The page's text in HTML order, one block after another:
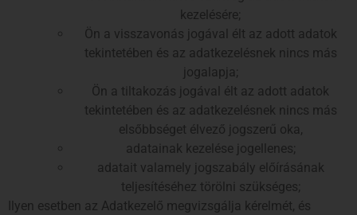
kezelésére;
Ön a visszavonás jogával élt az adott adatok
tekintetében és az adatkezelésnek nincs más
jogalapja;
Ön a tiltakozás jogával élt az adott adatok
tekintetében és az adatkezelésnek nincs más
elsőbbséget élvező jogszerű oka,
adatainak kezelése jogellenes;
adatait valamely jogszabály előírásának
teljesítéséhez törölni szükséges;
Ilyen esetben az Adatkezelő megvizsgálja kérelmét, és